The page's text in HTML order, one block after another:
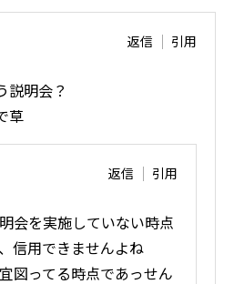
返信 引用
説明会？
草
返信 引用
会を実施していない時点
信用できませんよね
図ってる時点であっせん